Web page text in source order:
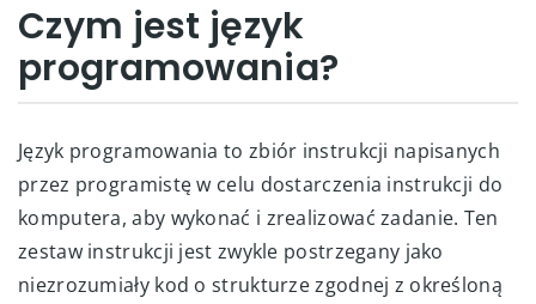
Czym jest język
programowania?
Język programowania to zbiór instrukcji napisanych
przez programistę w celu dostarczenia instrukcji do
komputera, aby wykonać i zrealizować zadanie. Ten
zestaw instrukcji jest zwykle postrzegany jako
niezrozumiały kod o strukturze zgodnej z określoną